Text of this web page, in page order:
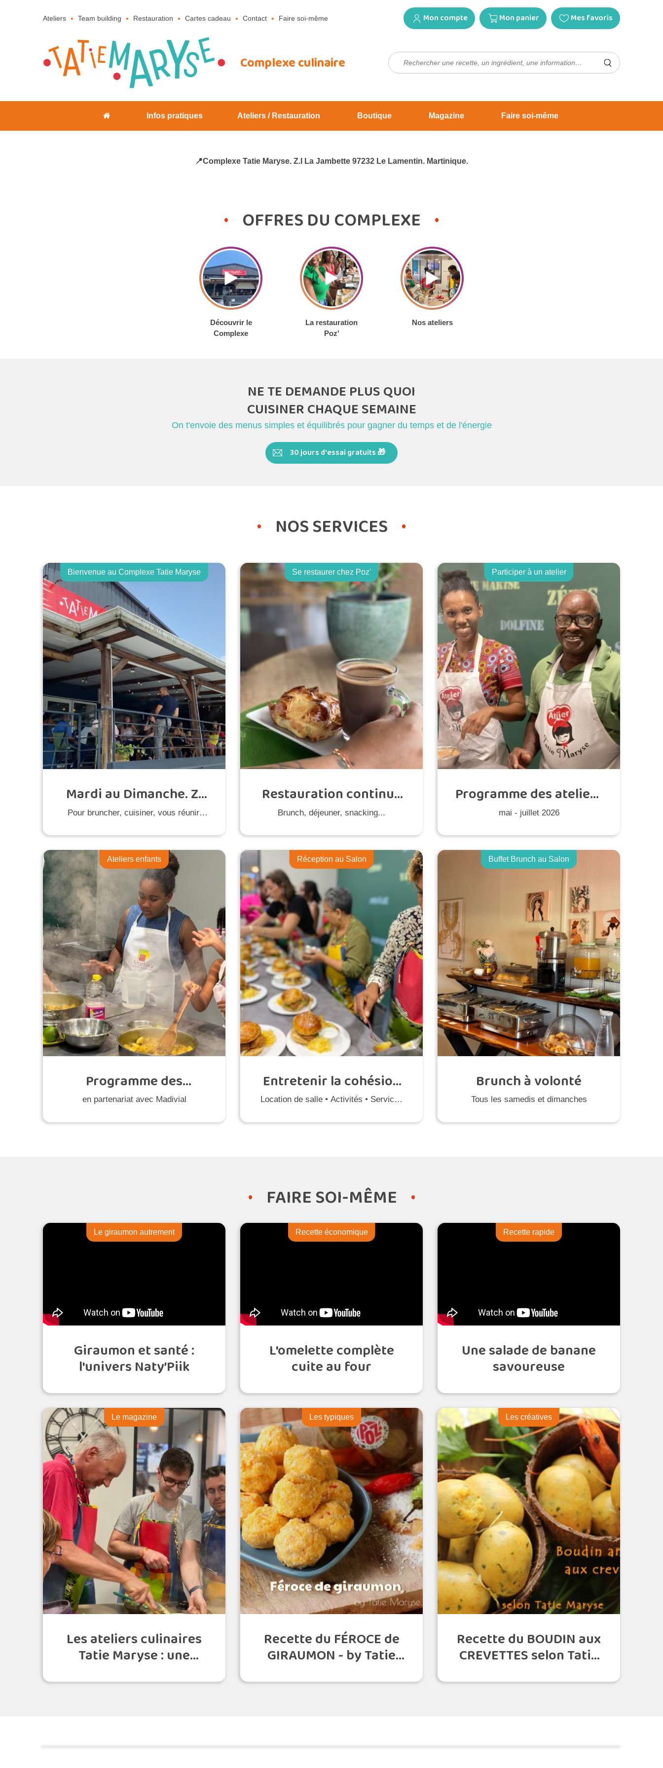
Ateliers Team building Restauration Cartes cadeau Contact Faire soi-même Mon compte Mon panier Mes favoris
Complexe culinaire Rechercher :
Infos pratiques Ateliers / Restauration Boutique Magazine Faire soi-même
📍Complexe Tatie Maryse. Z.I La Jambette 97232 Le Lamentin. Martinique.
OFFRES DU COMPLEXE
Découvrir le
Complexe
La restauration
Poz'
Nos ateliers
NE TE DEMANDE PLUS QUOI
CUISINER CHAQUE SEMAINE
On t'envoie des menus simples et équilibrés pour gagner du temps et de l'énergie
30 jours d'essai gratuits 🎁
NOS SERVICES
Bienvenue au Complexe Tatie Maryse
Mardi au Dimanche. ZI
la Jambette
Pour bruncher, cuisiner, vous réunir,
Se restaurer chez Poz'
Restauration continue
dès 8h
Brunch, déjeuner, snacking...
Participer à un atelier
Programme des ateliers
disponibles
mai - juillet 2026
Ateliers enfants
Programme des
vacances disponible
en partenariat avec Madivial
Réception au Salon
Entretenir la cohésion
d'équipe
Location de salle • Activités • Services
Buffet Brunch au Salon
Brunch à volonté
Tous les samedis et dimanches
FAIRE SOI-MÊME
Le giraumon autrement
Giraumon et santé :
l'univers Naty’Piik
Recette économique
L'omelette complète
cuite au four
Recette rapide
Une salade de banane
savoureuse
Le magazine
Les ateliers culinaires
Tatie Maryse : une
à faire en Martinique
Les typiques
Recette du FÉROCE de
GIRAUMON - by Tatie
Les créatives
Recette du BOUDIN aux
CREVETTES selon Tatie